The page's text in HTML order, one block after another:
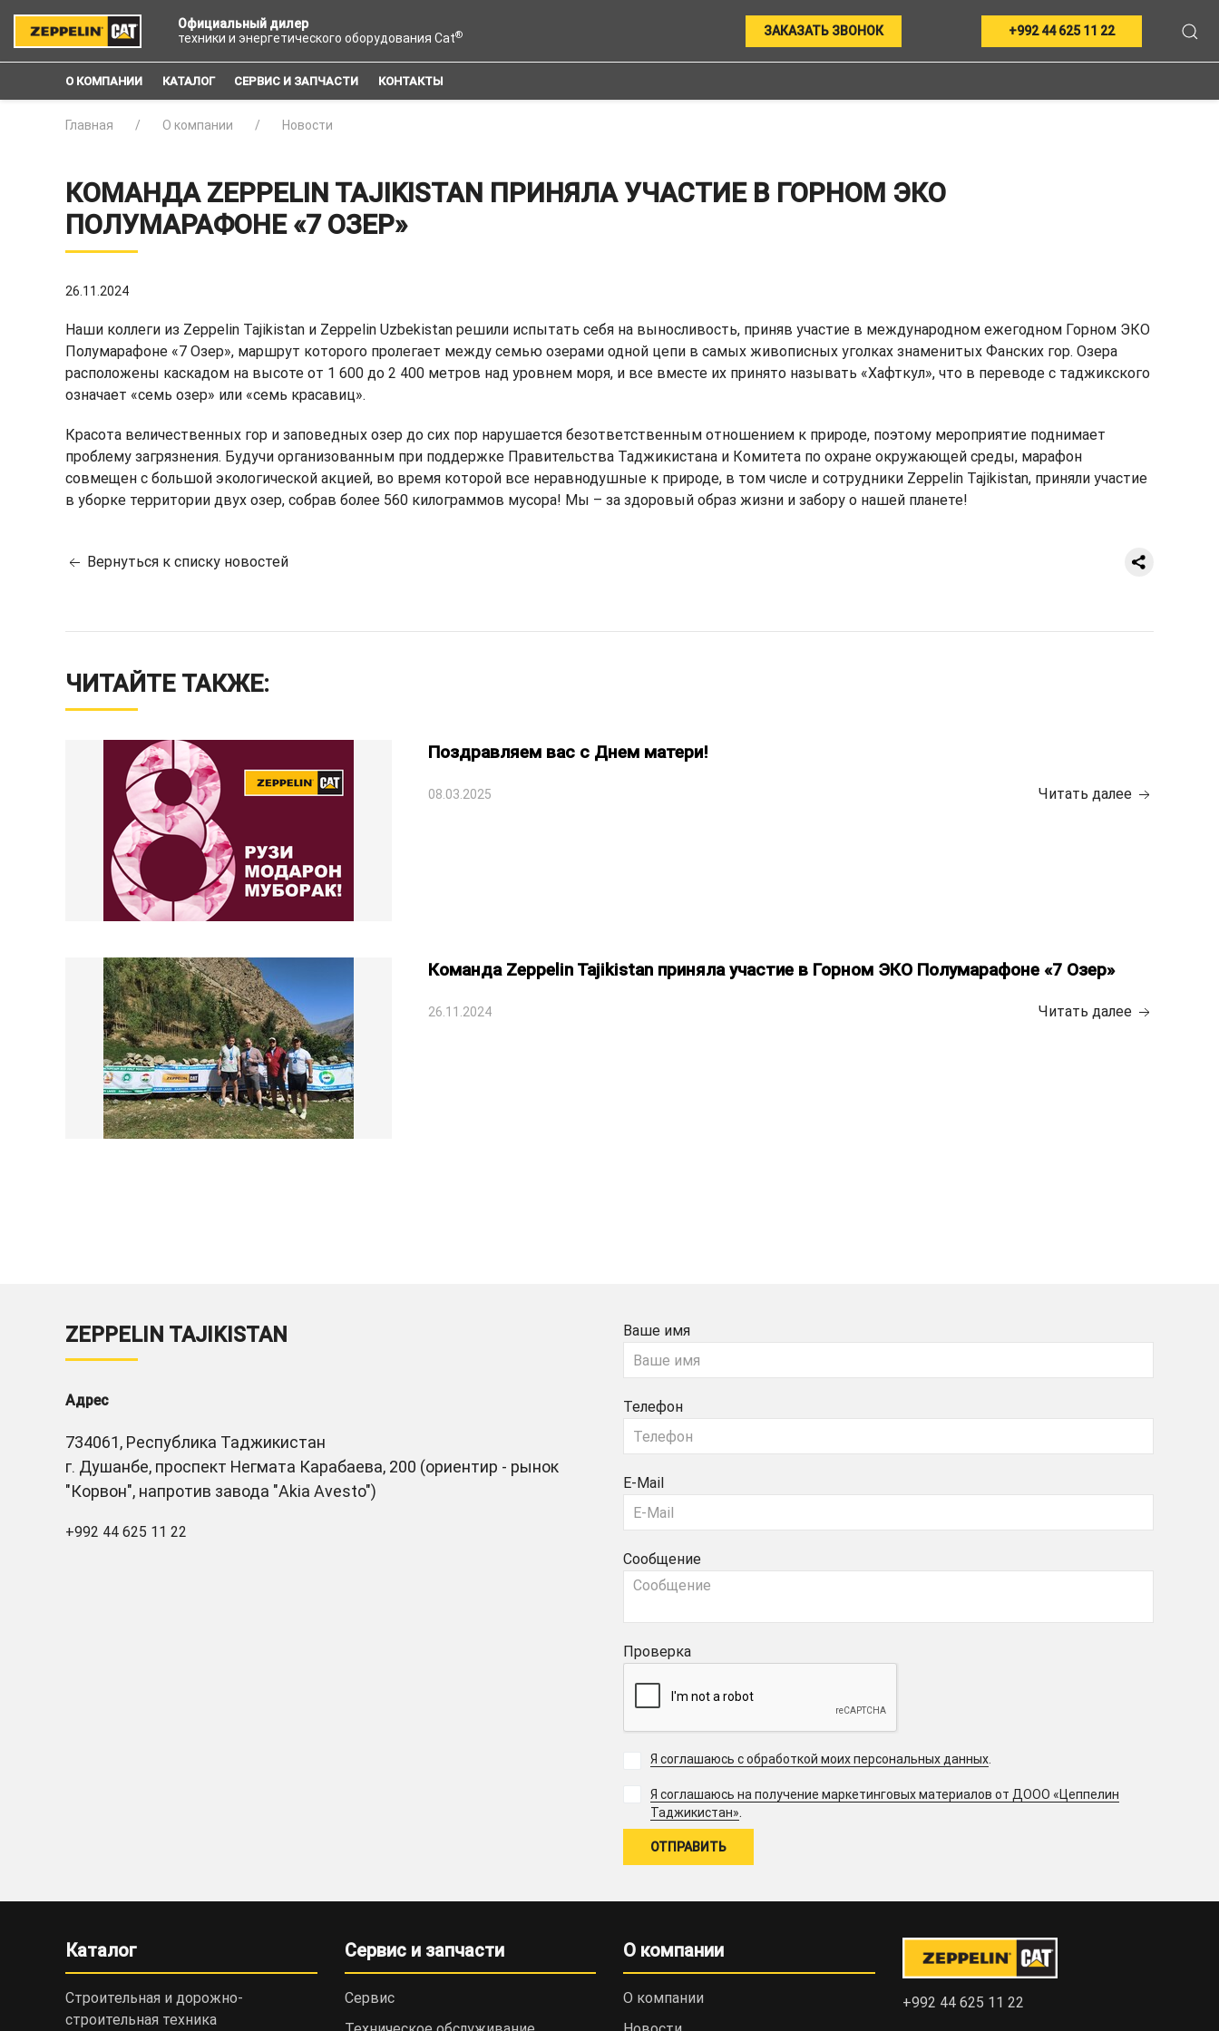
Официальный дилер
техники и энергетического оборудования Cat® ЗАКАЗАТЬ ЗВОНОК +992 44 625 11 22
О КОМПАНИИ КАТАЛОГ СЕРВИС И ЗАПЧАСТИ КОНТАКТЫ
Главная О компании Новости
КОМАНДА ZEPPELIN TAJIKISTAN ПРИНЯЛА УЧАСТИЕ В ГОРНОМ ЭКО
ПОЛУМАРАФОНЕ «7 ОЗЕР»
26.11.2024
Наши коллеги из Zeppelin Tajikistan и Zeppelin Uzbekistan решили испытать себя на выносливость, приняв участие в международном ежегодном Горном ЭКО
Полумарафоне «7 Озер», маршрут которого пролегает между семью озерами одной цепи в самых живописных уголках знаменитых Фанских гор. Озера
расположены каскадом на высоте от 1 600 до 2 400 метров над уровнем моря, и все вместе их принято называть «Хафткул», что в переводе с таджикского
означает «семь озер» или «семь красавиц».
Красота величественных гор и заповедных озер до сих пор нарушается безответственным отношением к природе, поэтому мероприятие поднимает
проблему загрязнения. Будучи организованным при поддержке Правительства Таджикистана и Комитета по охране окружающей среды, марафон
совмещен с большой экологической акцией, во время которой все неравнодушные к природе, в том числе и сотрудники Zeppelin Tajikistan, приняли участие
в уборке территории двух озер, собрав более 560 килограммов мусора! Мы – за здоровый образ жизни и забору о нашей планете!
Вернуться к списку новостей
ЧИТАЙТЕ ТАКЖЕ:
Поздравляем вас с Днем матери!
08.03.2025 Читать далее
Команда Zeppelin Tajikistan приняла участие в Горном ЭКО Полумарафоне «7 Озер»
26.11.2024 Читать далее
ZEPPELIN TAJIKISTAN
Адрес
734061, Республика Таджикистан
г. Душанбе, проспект Негмата Карабаева, 200 (ориентир - рынок
"Корвон", напротив завода "Akia Avesto")
+992 44 625 11 22
Ваше имя
Телефон
E-Mail
Сообщение
Проверка
Я соглашаюсь с обработкой моих персональных данных
Я соглашаюсь на получение маркетинговых материалов от ДООО «Цеппелин
Таджикистан».
Каталог
Строительная и дорожно-
cтроительная техника
Сервис и запчасти
Сервис
О компании
О компании
+992 44 625 11 22